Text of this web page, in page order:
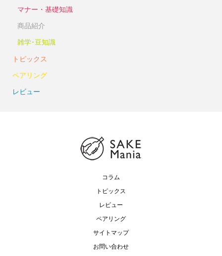
マナー・基礎知識
商品紹介
雑学･豆知識
トピックス
ペアリング
レビュー
コラム
トピックス
レビュー
ペアリング
サイトマップ
お問い合わせ